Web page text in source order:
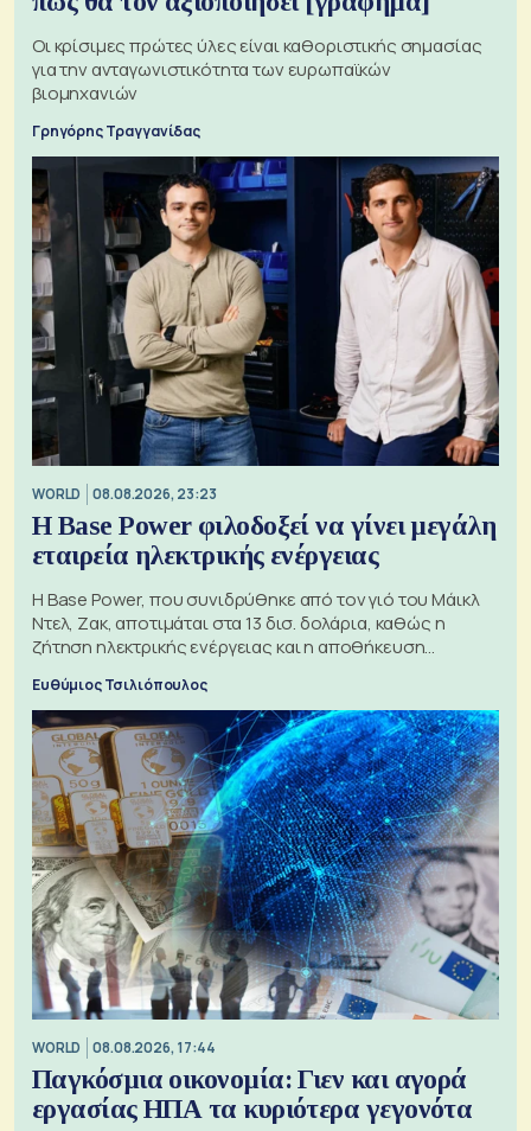
Οι κρίσιμες πρώτες ύλες είναι καθοριστικής σημασίας
για την ανταγωνιστικότητα των ευρωπαϊκών
βιομηχανιών
Γρηγόρης Τραγγανίδας
WORLD 08.08.2026, 23:23
Η Base Power φιλοδοξεί να γίνει μεγάλη
εταιρεία ηλεκτρικής ενέργειας
Η Base Power, που συνιδρύθηκε από τον γιό του Μάικλ
Ντελ, Ζακ, αποτιμάται στα 13 δισ. δολάρια, καθώς η
ζήτηση ηλεκτρικής ενέργειας και η αποθήκευση
Ευθύμιος Τσιλιόπουλος
WORLD 08.08.2026, 17:44
Παγκόσμια οικονομία: Γιεν και αγορά
εργασίας ΗΠΑ τα κυριότερα γεγονότα